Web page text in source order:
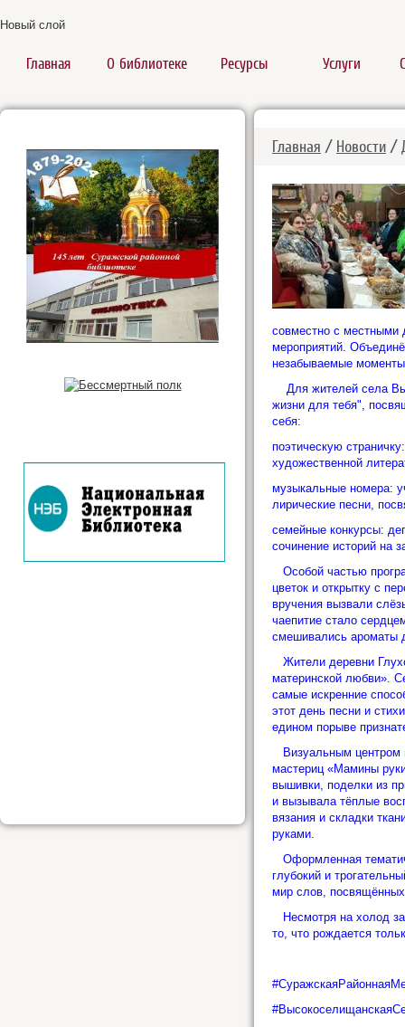
Главная О библиотеке Ресурсы Услуги
Новый слой
Главная / Новости /
совместно с местными
мероприятий.
незабываемые моменты
Для жителей села
жизни для тебя",
себя:
поэтическую
художественной
музыкальные номера:
лирические песни,
семейные конкурсы:
сочинение историй на
Особой частью
цветок и открытку с
вручения вызвали
чаепитие стало
смешивались ароматы
Жители деревни
материнской любви».
самые искренние
этот день песни и
едином порыве
Визуальным центром
мастериц «Мамины
вышивки, поделки из
и вызывала тёплые
вязания и складки
руками.
Оформленная
глубокий и
мир слов,
Несмотря на холод
то, что рождается